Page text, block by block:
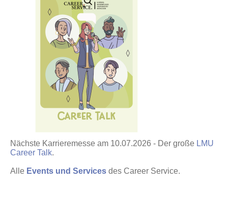
Nächste Karrieremesse am 10.07.2026 - Der große LMU
Career Talk.
Alle Events und Services des Career Service.